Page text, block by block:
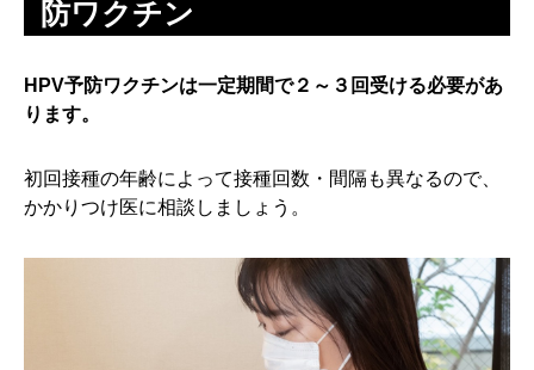
防ワクチン
HPV予防ワクチンは一定期間で２～３回受ける必要があ
ります。
初回接種の年齢によって接種回数・間隔も異なるので、
かかりつけ医に相談しましょう。